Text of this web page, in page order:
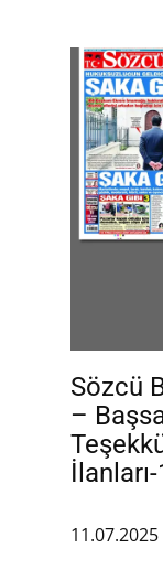
Sözcü
–
11.07.2025